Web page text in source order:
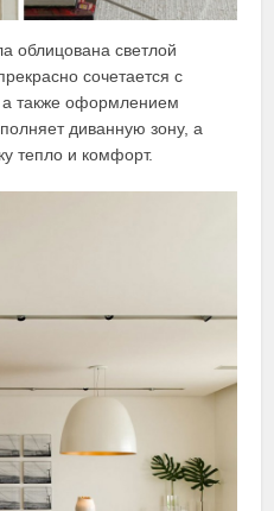
облицована светлой
сочетается с
также оформлением
диванную зону, а
тепло и комфорт.